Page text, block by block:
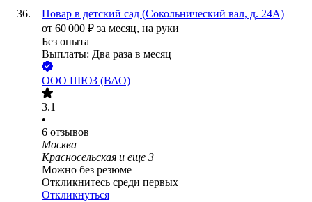
Повар в детский сад (Сокольнический вал, д. 24А)
от 60 000 ₽ за месяц, на руки
Без опыта
Выплаты: Два раза в месяц
ООО ШЮЗ (ВАО)
3.1
•
6 отзывов
Москва
Красносельская и еще 3
Можно без резюме
Откликнитесь среди первых
Откликнуться